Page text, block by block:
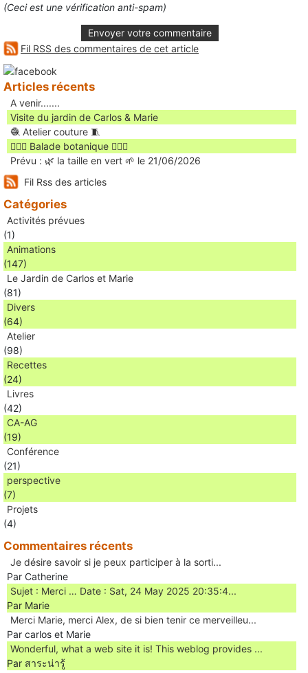
(Ceci est une vérification anti-spam)
Envoyer votre commentaire
Fil RSS des commentaires de cet article
Articles récents
A venir.......
Visite du jardin de Carlos & Marie
🧶 Atelier couture 🧵
🚶🏻‍♀️ Balade botanique 🚶🏻‍♂️
Prévu : 🌿 la taille en vert 🌱 le 21/06/2026
Fil Rss des articles
Catégories
Activités prévues
(1)
Animations
(147)
Le Jardin de Carlos et Marie
(81)
Divers
(64)
Atelier
(98)
Recettes
(24)
Livres
(42)
CA-AG
(19)
Conférence
(21)
perspective
(7)
Projets
(4)
Commentaires récents
Je désire savoir si je peux participer à la sorti...
Par Catherine
Sujet : Merci … Date : Sat, 24 May 2025 20:35:4...
Par Marie
Merci Marie, merci Alex, de si bien tenir ce merveilleu...
Par carlos et Marie
Wonderful, what a web site it is! This weblog provides ...
Par สาระน่ารู้